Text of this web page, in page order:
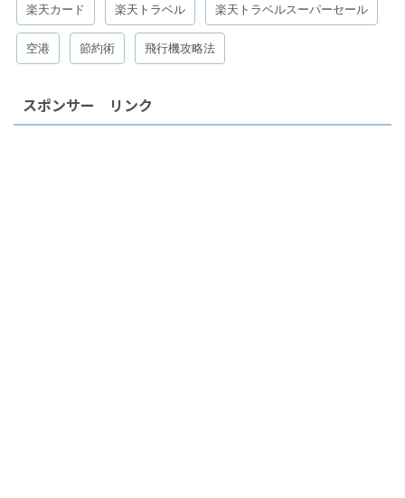
楽天カード 楽天トラベル 楽天トラベルスーパーセール
空港 節約術 飛行機攻略法
スポンサー リンク